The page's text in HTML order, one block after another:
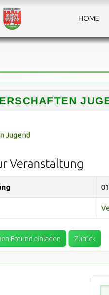
HOME
Veranstaltung
Freund einladen Zurück